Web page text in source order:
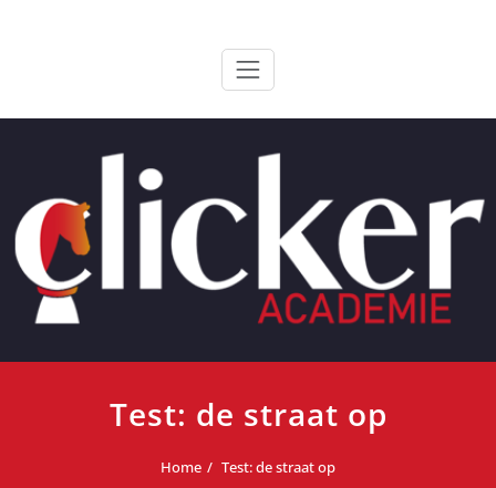
ClickerAcademie
Test: de straat op
Home Test: de straat op